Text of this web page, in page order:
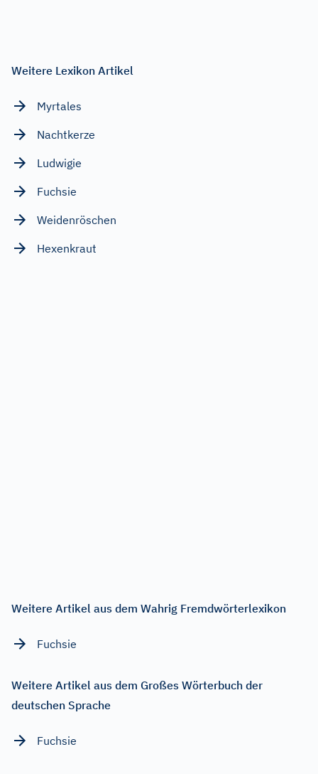
Weitere Lexikon Artikel
Myrtales
Nachtkerze
Ludwigie
Fuchsie
Weidenröschen
Hexenkraut
Weitere Artikel aus dem Wahrig Fremdwörterlexikon
Fuchsie
Weitere Artikel aus dem Großes Wörterbuch der
deutschen Sprache
Fuchsie